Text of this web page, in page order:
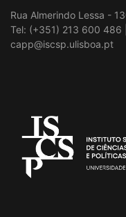
Rua Almerindo Lessa -
Tel: (+351) 213 600 486
capp@iscsp.ulisboa.pt